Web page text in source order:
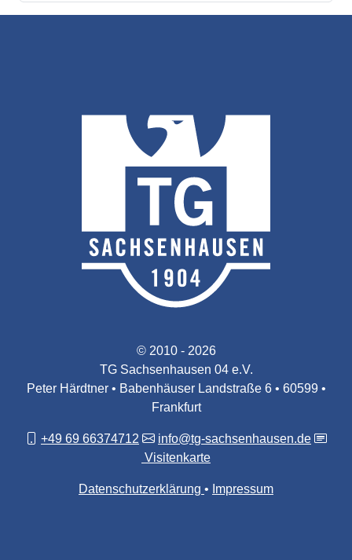
© 2010 - 2026
TG Sachsenhausen 04 e.V.
Peter Härdtner • Babenhäuser Landstraße 6 • 60599 •
Frankfurt
+49 69 66374712
info@tg-sachsenhausen.de
Visitenkarte
Datenschutzerklärung Impressum